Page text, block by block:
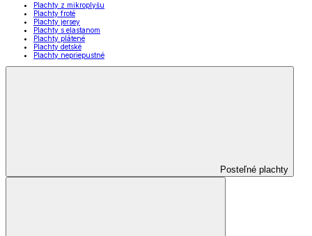
Plachty z mikroplyšu
Plachty froté
Plachty jersey
Plachty s elastanom
Plachty plátené
Plachty detské
Plachty nepriepustné
Posteľné plachty